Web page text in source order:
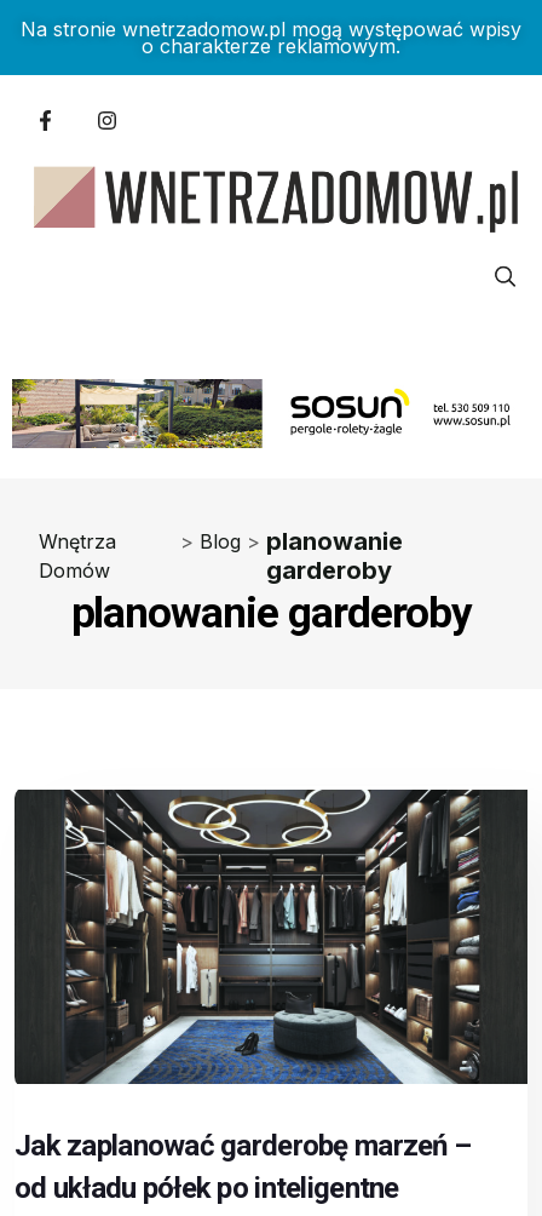
Na stronie wnetrzadomow.pl mogą występować wpisy
o charakterze reklamowym.
Wnętrza
Domów
> Blog > planowanie
garderoby
planowanie garderoby
Jak zaplanować garderobę marzeń –
od układu półek po inteligentne